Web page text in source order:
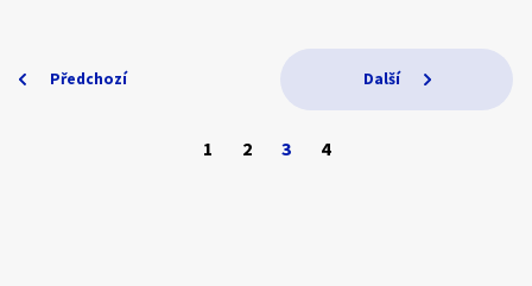
Předchozí
1 2 3 4
Další